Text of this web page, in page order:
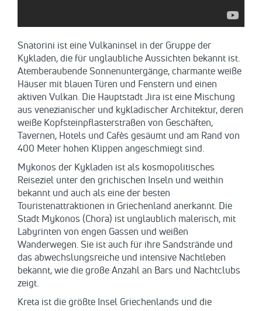
Snatorini ist eine Vulkaninsel in der Gruppe der
Kykladen, die für unglaubliche Aussichten bekannt ist.
Atemberaubende Sonnenuntergänge, charmante weiße
Häuser mit blauen Türen und Fenstern und einen
aktiven Vulkan. Die Hauptstadt Jira ist eine Mischung
aus venezianischer und kykladischer Architektur, deren
weiße Kopfsteinpflasterstraßen von Geschäften,
Tavernen, Hotels und Cafès gesäumt und am Rand von
400 Meter hohen Klippen angeschmiegt sind.
Mykonos der Kykladen ist als kosmopolitisches
Reiseziel unter den grichischen Inseln und weithin
bekannt und auch als eine der besten
Touristenattraktionen in Griechenland anerkannt. Die
Stadt Mykonos (Chora) ist unglaublich malerisch, mit
Labyrinten von engen Gassen und weißen
Wanderwegen. Sie ist auch für ihre Sandstrände und
das abwechslungsreiche und intensive Nachtleben
bekannt, wie die große Anzahl an Bars und Nachtclubs
zeigt.
Kreta ist die größte Insel Griechenlands und die